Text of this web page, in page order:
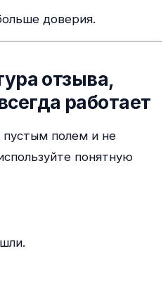
доверия.
отзыва,
работает
полем и не
понятную